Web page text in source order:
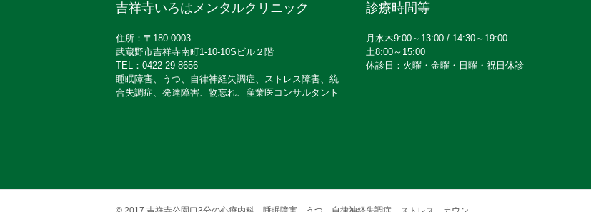
吉祥寺いろはメンタルクリニック
住所：〒180-0003
武蔵野市吉祥寺南町1-10-10Sビル２階
TEL：0422-29-8656
睡眠障害、うつ、自律神経失調症、ストレス障害、統
合失調症、発達障害、物忘れ、産業医コンサルタント
診療時間等
月水木9:00～13:00 / 14:30～19:00
土8:00～15:00
休診日：火曜・金曜・日曜・祝日休診